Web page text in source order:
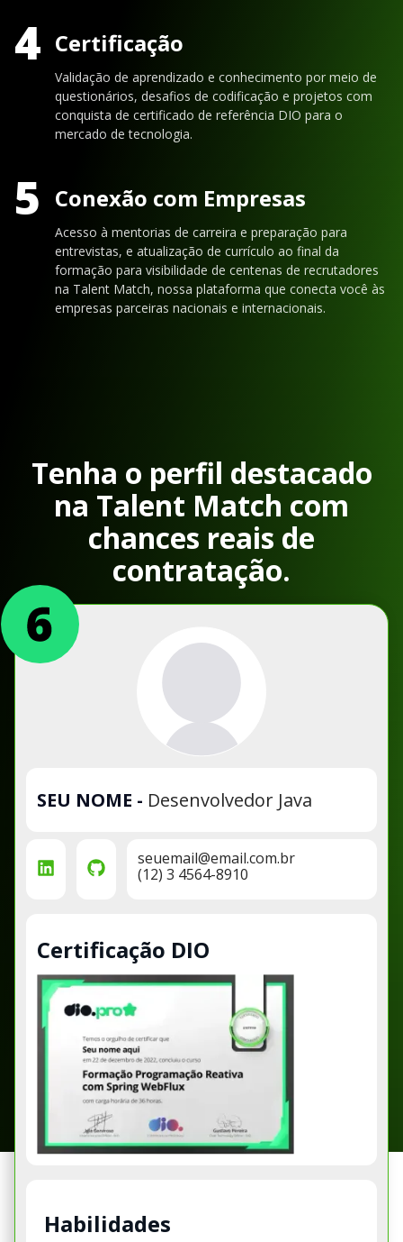
4 Certificação
Validação de aprendizado e conhecimento por meio de
questionários, desafios de codificação e projetos com
conquista de certificado de referência DIO para o
mercado de tecnologia.
5 Conexão com Empresas
Acesso à mentorias de carreira e preparação para
entrevistas, e atualização de currículo ao final da
formação para visibilidade de centenas de recrutadores
na Talent Match, nossa plataforma que conecta você às
empresas parceiras nacionais e internacionais.
Tenha o perfil destacado
na Talent Match com
chances reais de
contratação.
SEU NOME - Desenvolvedor Java
seuemail@email.com.br
(12) 3 4564-8910
Certificação DIO
Habilidades